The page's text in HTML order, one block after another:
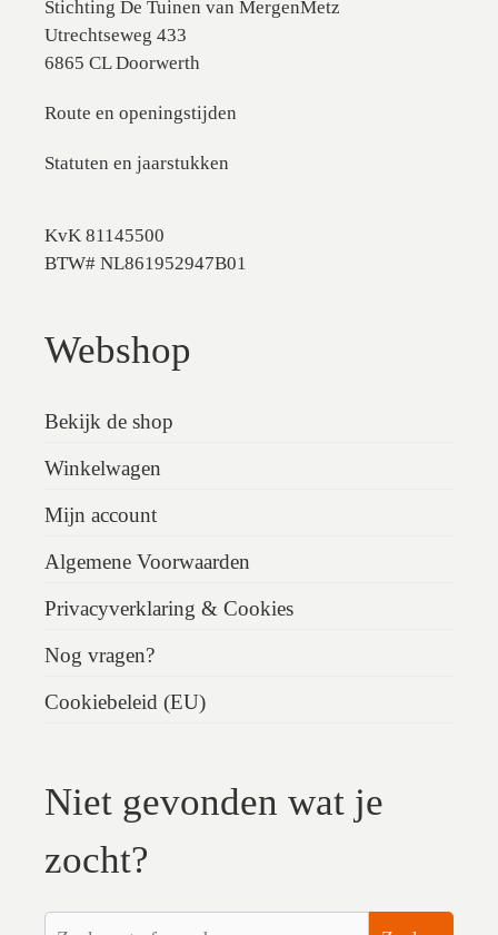
Stichting De Tuinen van MergenMetz
Utrechtseweg 433
6865 CL Doorwerth
Route en openingstijden
Statuten en jaarstukken
KvK 81145500
BTW# NL861952947B01
Webshop
Bekijk de shop
Winkelwagen
Mijn account
Algemene Voorwaarden
Privacyverklaring & Cookies
Nog vragen?
Cookiebeleid (EU)
Niet gevonden wat je
zocht?